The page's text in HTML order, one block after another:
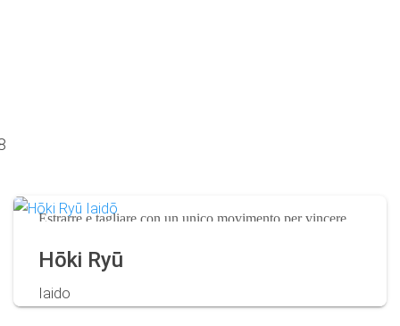
Estrarre e tagliare con un unico movimento per vincere
Hōki Ryū
Iaido